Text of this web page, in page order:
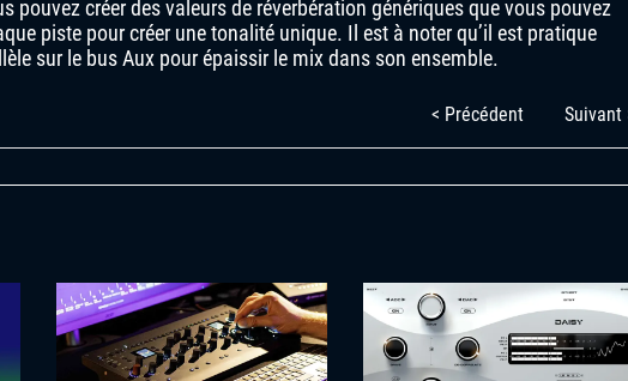
pouvez créer des valeurs de réverbération génériques que vous pouvez
piste pour créer une tonalité unique. Il est à noter qu’il est pratique
sur le bus Aux pour épaissir le mix dans son ensemble.
< Précédent Suivant